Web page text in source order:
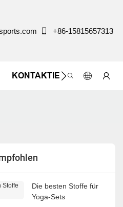
+86-15815657313
KONTAKTIEREN SIE UNS
Die besten Stoffe für
Yoga-Sets